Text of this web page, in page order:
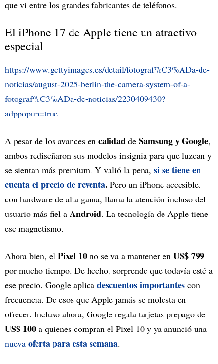
que vi entre los grandes fabricantes de teléfonos.
El iPhone 17 de Apple tiene un atractivo
especial
https://www.gettyimages.es/detail/fotograf%C3%ADa-de-
noticias/august-2025-berlin-the-camera-system-of-a-
fotograf%C3%ADa-de-noticias/2230409430?
adppopup=true
A pesar de los avances en calidad de Samsung y Google,
ambos rediseñaron sus modelos insignia para que luzcan y
se sientan más premium. Y valió la pena, si se tiene en
cuenta el precio de reventa. Pero un iPhone accesible,
con hardware de alta gama, llama la atención incluso del
usuario más fiel a Android. La tecnología de Apple tiene
ese magnetismo.
Ahora bien, el Pixel 10 no se va a mantener en US$ 799
por mucho tiempo. De hecho, sorprende que todavía esté a
ese precio. Google aplica descuentos importantes con
frecuencia. De esos que Apple jamás se molesta en
ofrecer. Incluso ahora, Google regala tarjetas prepago de
US$ 100 a quienes compran el Pixel 10 y ya anunció una
nueva oferta para esta semana.